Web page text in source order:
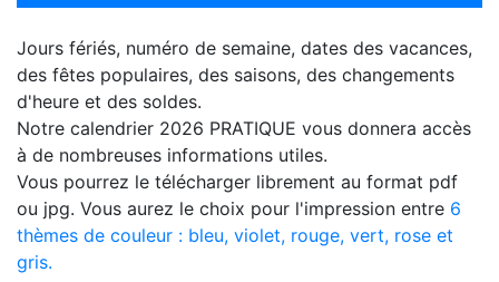
Jours fériés, numéro de semaine, dates des vacances,
des fêtes populaires, des saisons, des changements
d'heure et des soldes.
Notre calendrier 2026 PRATIQUE vous donnera accès
à de nombreuses informations utiles.
Vous pourrez le télécharger librement au format pdf
ou jpg. Vous aurez le choix pour l'impression entre 6
thèmes de couleur : bleu, violet, rouge, vert, rose et
gris.